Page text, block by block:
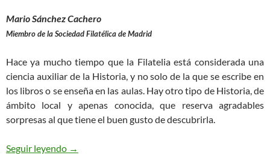
Mario Sánchez Cachero
Miembro de la Sociedad Filatélica de Madrid
Hace ya mucho tiempo que la Filatelia está considerada una
ciencia auxiliar de la Historia, y no solo de la que se escribe en
los libros o se enseña en las aulas. Hay otro tipo de Historia, de
ámbito local y apenas conocida, que reserva agradables
sorpresas al que tiene el buen gusto de descubrirla.
Seguir leyendo Una carta desde un lugar que ya no existe
→